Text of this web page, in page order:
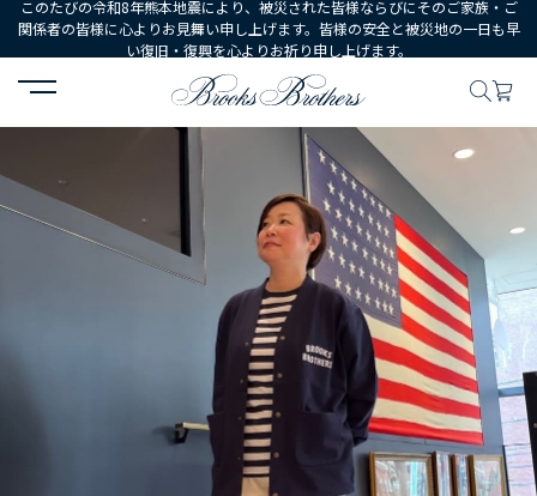
このたびの令和8年熊本地震により、被災された皆様ならびにそのご家族・ご
関係者の皆様に心よりお見舞い申し上げます。皆様の安全と被災地の一日も早
い復旧・復興を心よりお祈り申し上げます。
HOME コーディネート コーディネート詳細